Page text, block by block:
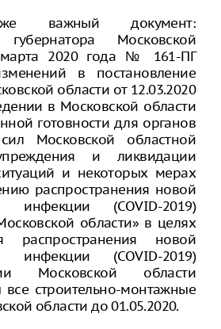
важный документ:
губернатора Московской
2020 года № 161-ПГ
в постановление
области от 12.03.2020
в Московской области
готовности для органов
Московской областной
и ликвидации
и некоторых мерах
распространения новой
инфекции (COVID-2019)
области» в целях
распространения новой
инфекции (COVID-2019)
Московской области
все строительно-монтажные
области до 01.05.2020.